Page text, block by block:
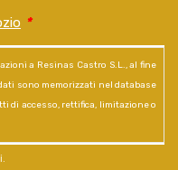
*
a Resinas Castro S.L., al fine
sono memorizzati nel database
di accesso, rettifica, limitazione o